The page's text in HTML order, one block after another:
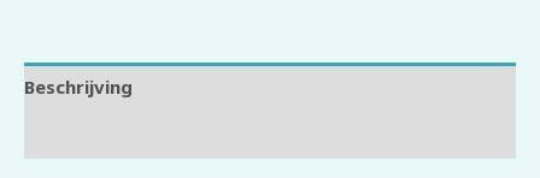
Beschrijving